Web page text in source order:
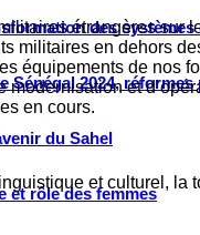
des systèmes
Sénégal 2024,
du Sahel
et rôle des femmes
étrangères sur
militaires en dehors
équipements de nos
modernisation et
en cours.
et culturel, la